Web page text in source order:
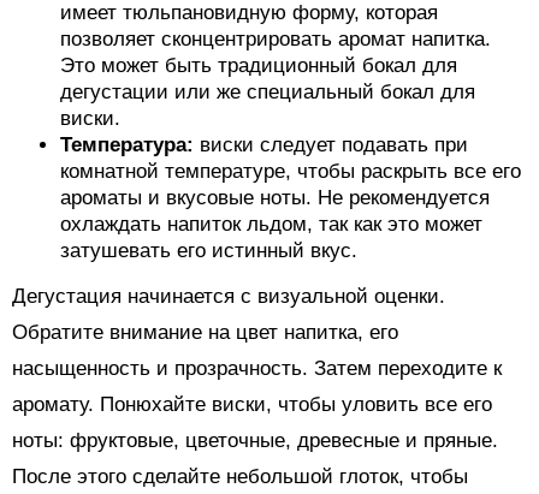
имеет тюльпановидную форму, которая
позволяет сконцентрировать аромат напитка.
Это может быть традиционный бокал для
дегустации или же специальный бокал для
виски.
Температура: виски следует подавать при
комнатной температуре, чтобы раскрыть все его
ароматы и вкусовые ноты. Не рекомендуется
охлаждать напиток льдом, так как это может
затушевать его истинный вкус.
Дегустация начинается с визуальной оценки.
Обратите внимание на цвет напитка, его
насыщенность и прозрачность. Затем переходите к
аромату. Понюхайте виски, чтобы уловить все его
ноты: фруктовые, цветочные, древесные и пряные.
После этого сделайте небольшой глоток, чтобы